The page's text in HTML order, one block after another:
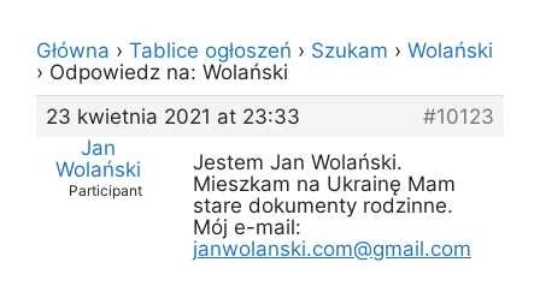
Główna › Tablice ogłoszeń › Szukam › Wolański
› Odpowiedz na: Wolański
23 kwietnia 2021 at 23:33
#10123
Jan
Wolański
Participant
Jestem Jan Wolański.
Mieszkam na Ukrainę Mam
stare dokumenty rodzinne.
Mój e-mail:
janwolanski.com@gmail.com